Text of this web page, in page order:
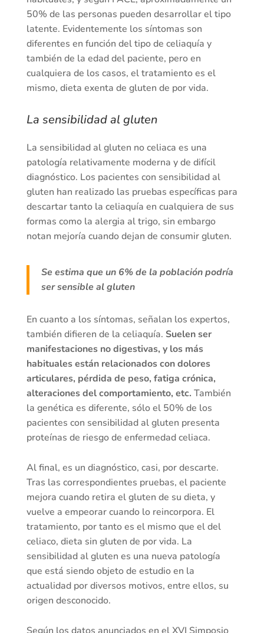
50% de las personas pueden desarrollar el tipo
latente. Evidentemente los síntomas son
diferentes en función del tipo de celiaquía y
también de la edad del paciente, pero en
cualquiera de los casos, el tratamiento es el
mismo, dieta exenta de gluten de por vida.
La sensibilidad al gluten
La sensibilidad al gluten no celiaca es una
patología relativamente moderna y de difícil
diagnóstico. Los pacientes con sensibilidad al
gluten han realizado las pruebas específicas para
descartar tanto la celiaquía en cualquiera de sus
formas como la alergia al trigo, sin embargo
notan mejoría cuando dejan de consumir gluten.
Se estima que un 6% de la población podría
ser sensible al gluten
En cuanto a los síntomas, señalan los expertos,
también difieren de la celiaquía. Suelen ser
manifestaciones no digestivas, y los más
habituales están relacionados con dolores
articulares, pérdida de peso, fatiga crónica,
alteraciones del comportamiento, etc. También
la genética es diferente, sólo el 50% de los
pacientes con sensibilidad al gluten presenta
proteínas de riesgo de enfermedad celiaca.
Al final, es un diagnóstico, casi, por descarte.
Tras las correspondientes pruebas, el paciente
mejora cuando retira el gluten de su dieta, y
vuelve a empeorar cuando lo reincorpora. El
tratamiento, por tanto es el mismo que el del
celiaco, dieta sin gluten de por vida. La
sensibilidad al gluten es una nueva patología
que está siendo objeto de estudio en la
actualidad por diversos motivos, entre ellos, su
origen desconocido.